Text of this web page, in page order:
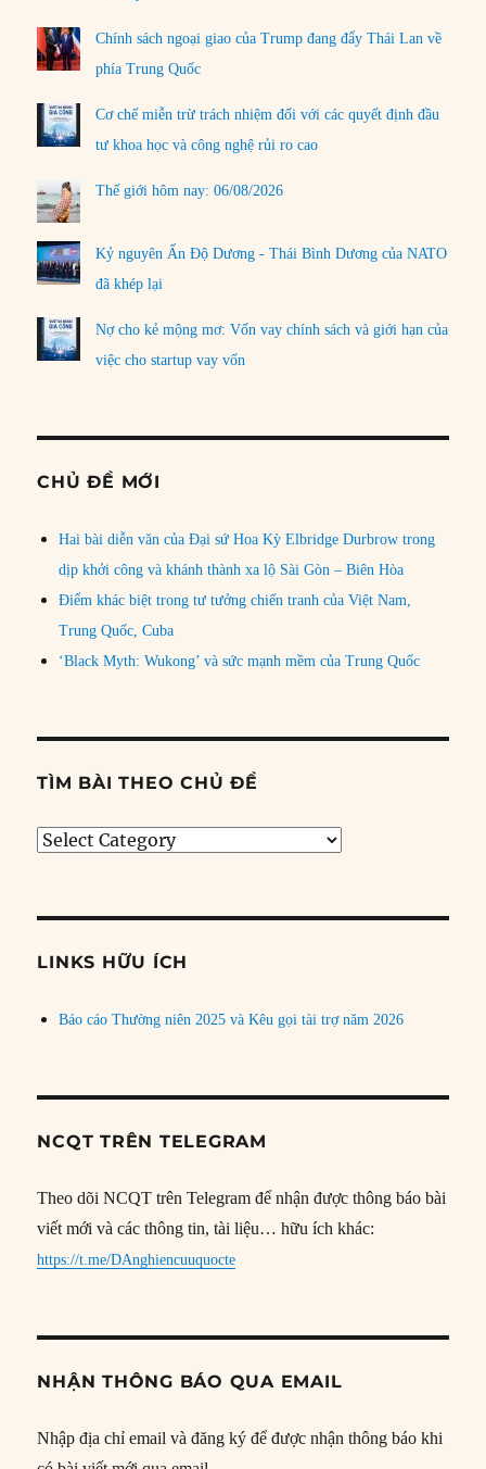
Chính sách ngoại giao của Trump đang đẩy Thái Lan về
phía Trung Quốc
Cơ chế miễn trừ trách nhiệm đối với các quyết định đầu
tư khoa học và công nghệ rủi ro cao
Thế giới hôm nay: 06/08/2026
Kỷ nguyên Ấn Độ Dương - Thái Bình Dương của NATO
đã khép lại
Nợ cho kẻ mộng mơ: Vốn vay chính sách và giới hạn của
việc cho startup vay vốn
CHỦ ĐỀ MỚI
Hai bài diễn văn của Đại sứ Hoa Kỳ Elbridge Durbrow trong
dịp khởi công và khánh thành xa lộ Sài Gòn – Biên Hòa
Điểm khác biệt trong tư tưởng chiến tranh của Việt Nam,
Trung Quốc, Cuba
‘Black Myth: Wukong’ và sức mạnh mềm của Trung Quốc
TÌM BÀI THEO CHỦ ĐỀ
Tìm
đề
LINKS HỮU ÍCH
Báo cáo Thường niên 2025 và Kêu gọi tài trợ năm 2026
NCQT TRÊN TELEGRAM
Theo dõi NCQT trên Telegram để nhận được thông báo bài
viết mới và các thông tin, tài liệu… hữu ích khác:
https://t.me/DAnghiencuuquocte
NHẬN THÔNG BÁO QUA EMAIL
Nhập địa chỉ email và đăng ký để được nhận thông báo khi